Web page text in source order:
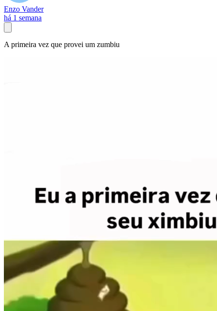
Enzo Vander
há 1 semana
A primeira vez que provei um zumbiu